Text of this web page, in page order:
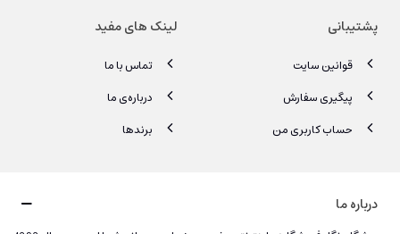
پشتیبانی
قوانین سایت
پیگیری سفارش
حساب کاربری من
لینک های مفید
تماس با ما
درباره‌ی ما
برندها
درباره ما